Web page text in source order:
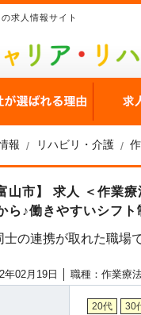
求人情報サイト
当社が
報 リハビリ・介護
山市】 求人 ＜作業
ら♪働きやすいシフ
士の連携が取れた職場
02月19日 │ 職種：作業療法
20代 30